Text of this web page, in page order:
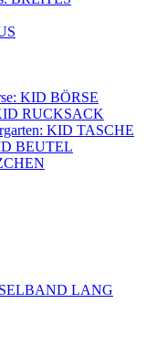
KID BÖRSE
RUCKSACK
KID TASCHE
BEUTEL
LANG